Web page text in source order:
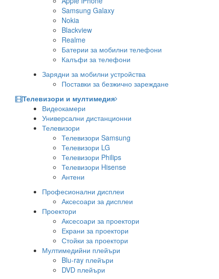
Samsung Galaxy
Nokia
Blackview
Realme
Батерии за мобилни телефони
Калъфи за телефони
Зарядни за мобилни устройства
Поставки за безжично зареждане
Телевизори и мултимедия
Видеокамери
Универсални дистанционни
Телевизори
Телевизори Samsung
Телевизори LG
Телевизори Philips
Телевизори Hisense
Антени
Професионални дисплеи
Аксесоари за дисплеи
Проектори
Аксесоари за проектори
Екрани за проектори
Стойки за проектори
Мултимедийни плейъри
Blu-ray плейъри
DVD плейъри